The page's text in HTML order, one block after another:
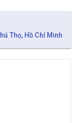
Thọ, Hồ Chí Minh